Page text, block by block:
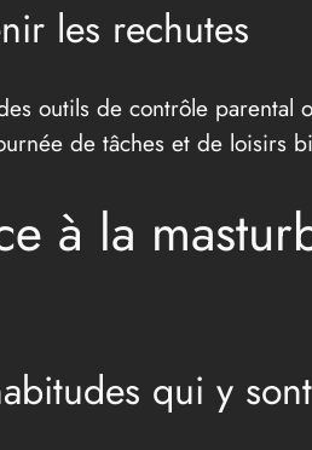
les rechutes
outils de contrôle parental
de tâches et de loisirs
à la
qui y